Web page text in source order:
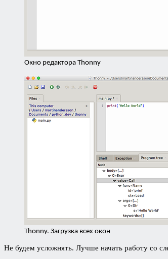
Окно редактора Thonny
Thonny. Загрузка всех окон
Не будем усложнять. Лучше начать работу со